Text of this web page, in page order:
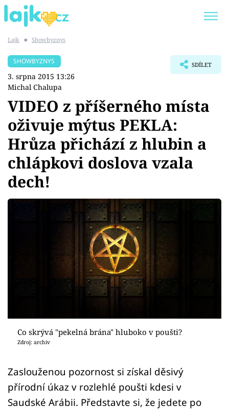
SHOPAHOLICADEL
Témata
Showbyznys
Youtubeři
Virály
Sledujte prima+
Lajk ■ Showbyznys
SHOWBYZNYS
3. srpna 2015 13:26
Michal Chalupa
SDÍLET
VIDEO z příšerného místa
oživuje mýtus PEKLA:
Hrůza přichází z hlubin a
chlápkovi doslova vzala
dech!
Co skrývá "pekelná brána" hluboko v poušti?
Zdroj: archiv
Zaslouženou pozornost si získal děsivý
přírodní úkaz v rozlehlé poušti kdesi v
Saudské Arábii. Představte si, že jedete po